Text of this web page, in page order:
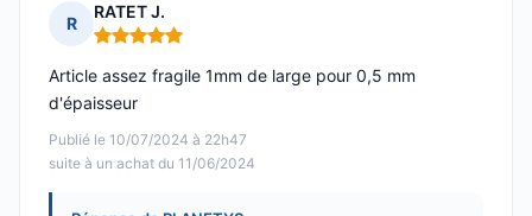
R
RATET J.
Note : 5 sur 5
Publié le 10/07/2024 à 22h47
suite à un achat du 11/06/2024
Article assez fragile 1mm de large pour 0,5 mm
d'épaisseur